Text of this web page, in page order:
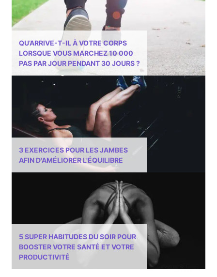
QU’ARRIVE-T-IL À VOTRE CORPS
LORSQUE VOUS MARCHEZ 10 000
PAS PAR JOUR PENDANT 30 JOURS ?
3 EXERCICES POUR LES JAMBES
AFIN D'AMÉLIORER L'ÉQUILIBRE
5 SUPER HABITUDES DU SOIR POUR
BOOSTER VOTRE SANTÉ ET VOTRE
PRODUCTIVITÉ